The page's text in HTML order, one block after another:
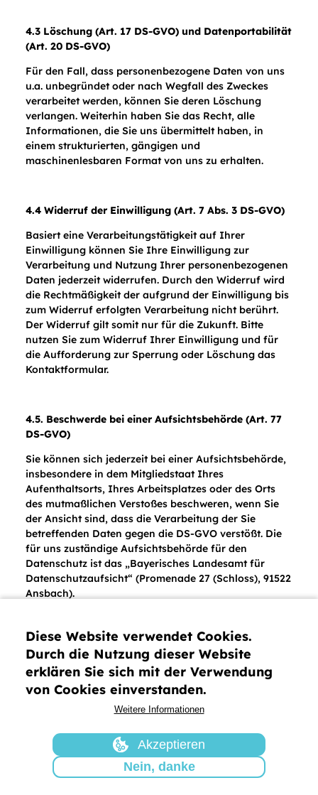
4.3 Löschung (Art. 17 DS-GVO) und Datenportabilität
(Art. 20 DS-GVO)
Für den Fall, dass personenbezogene Daten von uns
u.a. unbegründet oder nach Wegfall des Zweckes
verarbeitet werden, können Sie deren Löschung
verlangen. Weiterhin haben Sie das Recht, alle
Informationen, die Sie uns übermittelt haben, in
einem strukturierten, gängigen und
maschinenlesbaren Format von uns zu erhalten.
4.4 Widerruf der Einwilligung (Art. 7 Abs. 3 DS-GVO)
Basiert eine Verarbeitungstätigkeit auf Ihrer
Einwilligung können Sie Ihre Einwilligung zur
Verarbeitung und Nutzung Ihrer personenbezogenen
Daten jederzeit widerrufen. Durch den Widerruf wird
die Rechtmäßigkeit der aufgrund der Einwilligung bis
zum Widerruf erfolgten Verarbeitung nicht berührt.
Der Widerruf gilt somit nur für die Zukunft. Bitte
nutzen Sie zum Widerruf Ihrer Einwilligung und für
die Aufforderung zur Sperrung oder Löschung das
Kontaktformular.
4.5. Beschwerde bei einer Aufsichtsbehörde (Art. 77
DS-GVO)
Sie können sich jederzeit bei einer Aufsichtsbehörde,
insbesondere in dem Mitgliedstaat Ihres
Aufenthaltsorts, Ihres Arbeitsplatzes oder des Orts
des mutmaßlichen Verstoßes beschweren, wenn Sie
der Ansicht sind, dass die Verarbeitung der Sie
betreffenden Daten gegen die DS-GVO verstößt. Die
für uns zuständige Aufsichtsbehörde für den
Datenschutz ist das „Bayerisches Landesamt für
Datenschutzaufsicht“ (Promenade 27 (Schloss), 91522
Ansbach).
Kontaktdaten entnehmen Sie bitte der Webseite des
Bayerischen Landesamts für Datenschutzaufsicht
(https://www.lda.bayern.de/)oder nutzen Sie das
Beschwerdeformular:
https://www.lda.bayern.de/de/beschwerde.html)
5. Aktualität
Wir optimieren kontinuierlich unser Webangebot und
nehmen bei Bedarf technische Änderungen vor. Wir
Diese Website verwendet Cookies.
Durch die Nutzung dieser Website
erklären Sie sich mit der Verwendung
von Cookies einverstanden.
Weitere Informationen
Akzeptieren
Nein, danke